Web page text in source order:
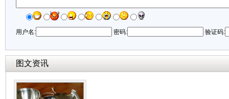
用户名: 密码: 验证码:
图文资讯